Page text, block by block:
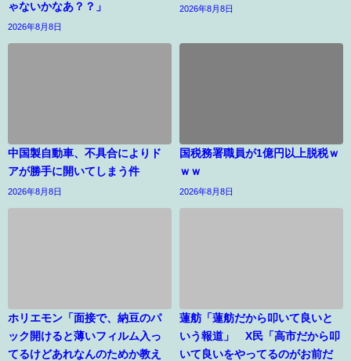
ゃないかなあ？？」
2026年8月8日
2026年8月8日
中国製自動車、不具合によりド
アが勝手に開いてしまう件
2026年8月8日
国税務署職員が1億円以上脱税ｗ
ｗｗ
2026年8月8日
ホリエモン「面接で、納豆のパ
ック開けると薄いフィルム入っ
てるけどあれなんのためか教え
蓮舫「蓮舫だから叩いて良いと
いう報道」 X民「高市だから叩
いて良いをやってるのがお前だ